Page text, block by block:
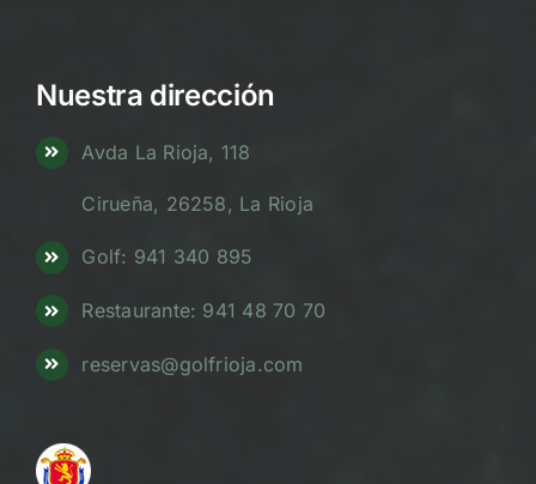
Nuestra dirección
Avda La Rioja, 118
Cirueña, 26258, La Rioja
Golf: 941 340 895
Restaurante: 941 48 70 70
reservas@golfrioja.com